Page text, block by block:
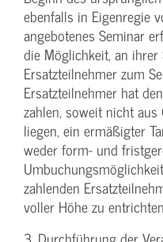
ebenfalls in Eigenregie
angebotenes Seminar
die Möglichkeit, an ihrer
Ersatzteilnehmer zum
Ersatzteilnehmer hat
zahlen, soweit nicht
liegen, ein ermäßigter
weder form- und
zahlenden
voller Höhe zu